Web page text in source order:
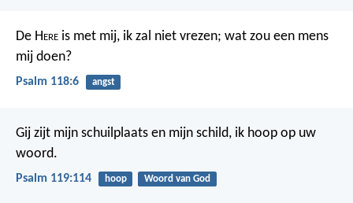
De Here is met mij, ik zal niet vrezen; wat zou een mens
mij doen?
Psalm 118:6 angst
Gij zijt mijn schuilplaats en mijn schild, ik hoop op uw
woord.
Psalm 119:114 hoop Woord van God